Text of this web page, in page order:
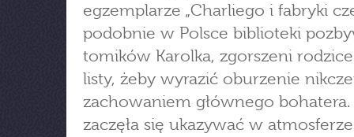
egzemplarze „Charliego i fabryki
podobnie w Polsce biblioteki
tomików Karolka, zgorszeni
listy, żeby wyrazić oburzenie
zachowaniem głównego bohatera.
zaczęła się ukazywać w atmosferze